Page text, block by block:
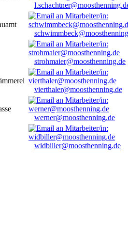
strohmaier@moosthenning.de
vierthaler@moosthenning.de
werner@moosthenning.de
widbiller@moosthenning.de